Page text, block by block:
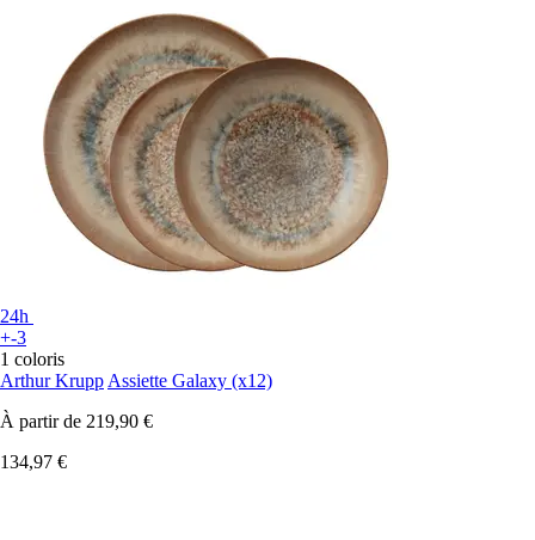
24h
+-3
1 coloris
Arthur Krupp Assiette Galaxy (x12)
À partir de 219,90 €
134,97 €